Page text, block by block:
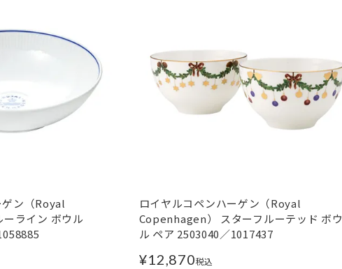
ン（Royal
ライン ボウル
ロイヤルコペンハーゲン（Royal
Copenhagen） スターフルーテッド ボウ
ル ペア 2503040／1017437
¥12,870税込